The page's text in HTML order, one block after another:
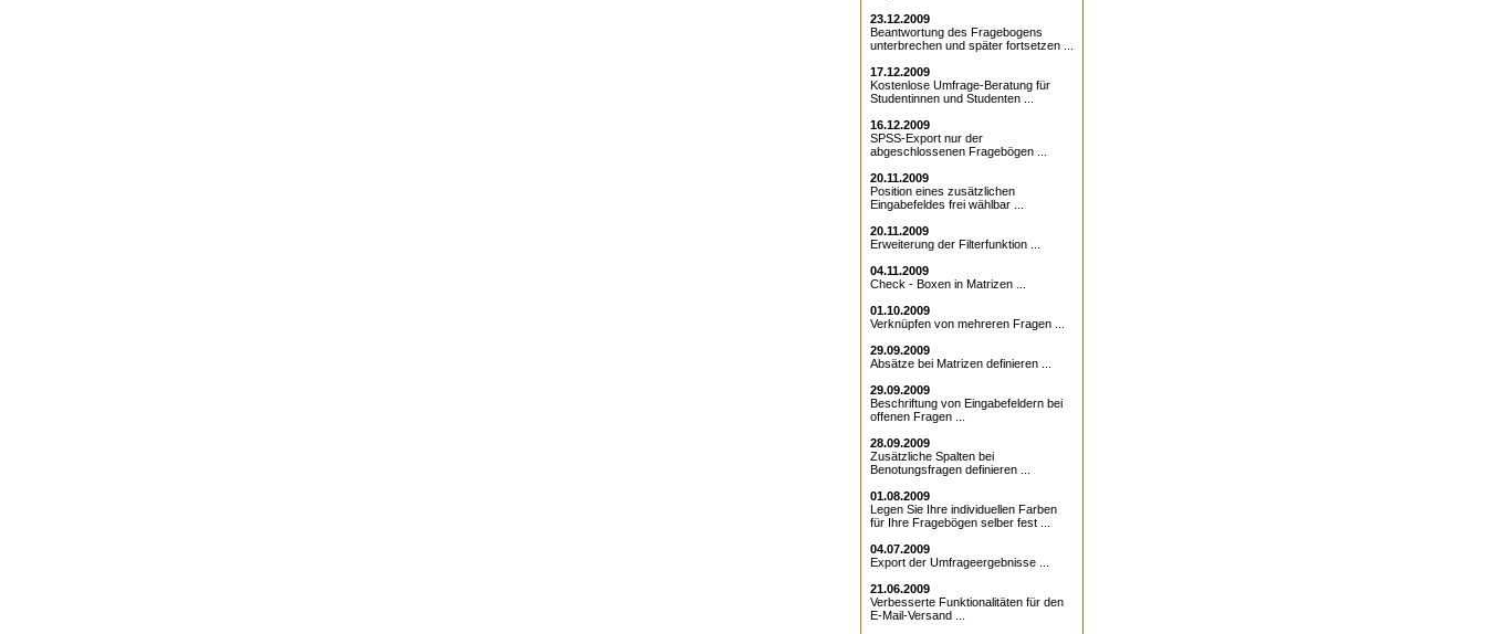
23.12.2009
Beantwortung des Fragebogens
unterbrechen und später fortsetzen ...
17.12.2009
Kostenlose Umfrage-Beratung für
Studentinnen und Studenten ...
16.12.2009
SPSS-Export nur der
abgeschlossenen Fragebögen ...
20.11.2009
Position eines zusätzlichen
Eingabefeldes frei wählbar ...
20.11.2009
Erweiterung der Filterfunktion ...
04.11.2009
Check - Boxen in Matrizen ...
01.10.2009
Verknüpfen von mehreren Fragen ...
29.09.2009
Absätze bei Matrizen definieren ...
29.09.2009
Beschriftung von Eingabefeldern bei
offenen Fragen ...
28.09.2009
Zusätzliche Spalten bei
Benotungsfragen definieren ...
01.08.2009
Legen Sie Ihre individuellen Farben
für Ihre Fragebögen selber fest ...
04.07.2009
Export der Umfrageergebnisse ...
21.06.2009
Verbesserte Funktionalitäten für den
E-Mail-Versand ...